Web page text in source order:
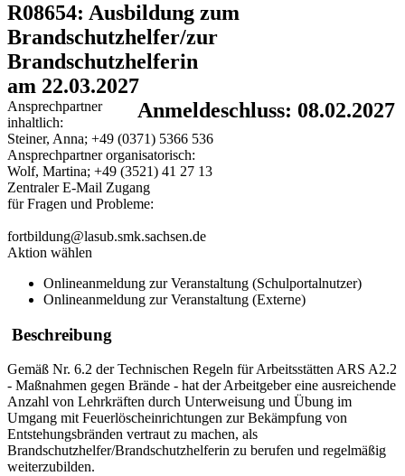
R08654: Ausbildung zum
Brandschutzhelfer/zur
Brandschutzhelferin
am 22.03.2027
Anmeldeschluss: 08.02.2027
Ansprechpartner
inhaltlich:
Steiner, Anna; +49 (0371) 5366 536
Ansprechpartner organisatorisch:
Wolf, Martina; +49 (3521) 41 27 13
Zentraler E-Mail Zugang
für Fragen und Probleme:
fortbildung@lasub.smk.sachsen.de
Aktion wählen
Onlineanmeldung zur Veranstaltung (Schulportalnutzer)
Onlineanmeldung zur Veranstaltung (Externe)
Beschreibung
Gemäß Nr. 6.2 der Technischen Regeln für Arbeitsstätten ARS A2.2
- Maßnahmen gegen Brände - hat der Arbeitgeber eine ausreichende
Anzahl von Lehrkräften durch Unterweisung und Übung im
Umgang mit Feuerlöscheinrichtungen zur Bekämpfung von
Entstehungsbränden vertraut zu machen, als
Brandschutzhelfer/Brandschutzhelferin zu berufen und regelmäßig
weiterzubilden.